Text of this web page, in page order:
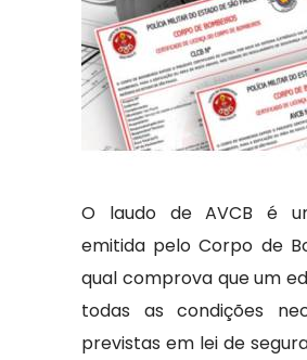
O laudo de AVCB é
emitida pelo Corpo de
qual comprova que um
todas as condições
previstas em lei de